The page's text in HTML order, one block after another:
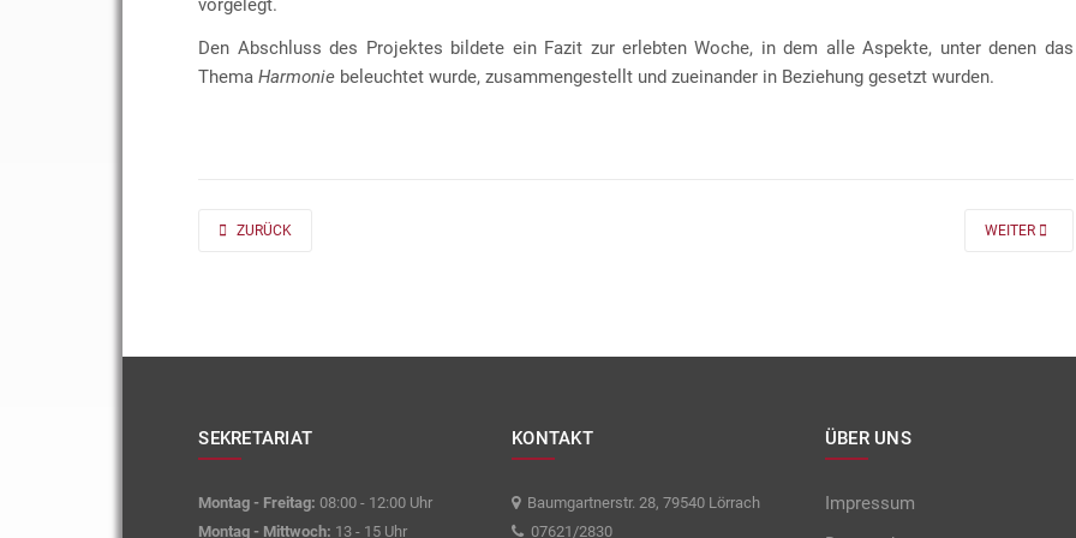
Den Abschluss des Projektes bildete ein Fazit zur erlebten Woche, in dem alle Aspekte, unter denen das
ThemaHarmonie beleuchtet wurde, zusammengestellt und zueinander in Beziehung gesetzt wurden.
PREVIOUS ARTICLE: AD FONTES 2019/20 „MASS“ FÜR DIE KLASSEN 7 UND 8
ZURÜCK NEXT
WEITER
SEKRETARIAT
Montag - Freitag: 08:00 - 12:00 Uhr
Montag - Mittwoch: 13 - 15 Uhr
KONTAKT
Baumgartnerstr. 28, 79540 Lörrach
07621/2830
ÜBER UNS
Impressum